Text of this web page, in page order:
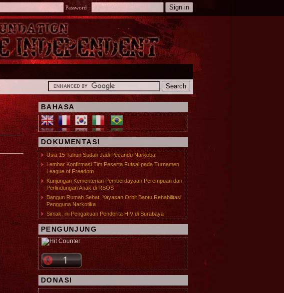
Password :
BAHASA
DOKUMENTASI
Usia 15 Tahun Sudah Jadi Pecandu Narkoba
Lembar Konfirmasi Tim Peserta Futsal pada Turnamen
League of Freedom
Kunjungan Kementerian Pemberdayaan Perempuan dan
Perlindungan Anak di RSOS
Bangun Rumah Sehat, Yayasan Orbit Bantu Rehabilitasi
Pengguna Narkotika
Simak, ini Pengakuan Penderita HIV di Surabaya
PENGUNJUNG
DONASI